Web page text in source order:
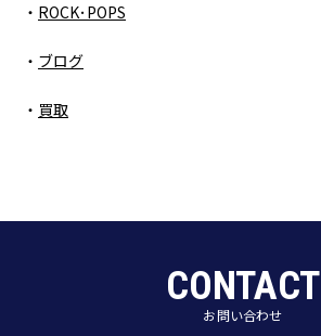
ROCK･POPS
ブログ
買取
CONTACT
お問い合わせ